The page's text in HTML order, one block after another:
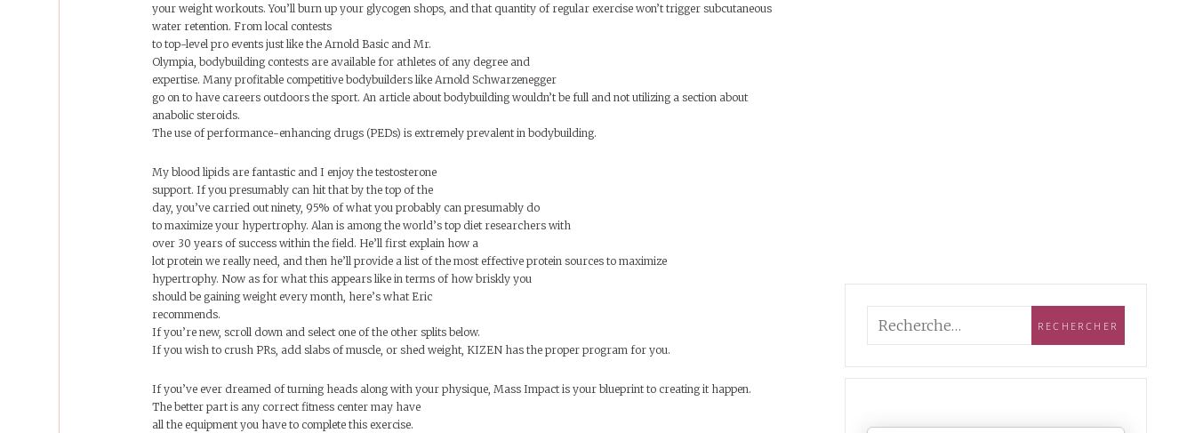
your weight workouts. You’ll burn up your glycogen shops, and that quantity of regular exercise won’t trigger subcutaneous
water retention. From local contests
to top-level pro events just like the Arnold Basic and Mr.
Olympia, bodybuilding contests are available for athletes of any degree and
expertise. Many profitable competitive bodybuilders like Arnold Schwarzenegger
go on to have careers outdoors the sport. An article about bodybuilding wouldn’t be full and not utilizing a section about
anabolic steroids.
The use of performance-enhancing drugs (PEDs) is extremely prevalent in bodybuilding.
My blood lipids are fantastic and I enjoy the testosterone
support. If you presumably can hit that by the top of the
day, you’ve carried out ninety, 95% of what you probably can presumably do
to maximize your hypertrophy. Alan is among the world’s top diet researchers with
over 30 years of success within the field. He’ll first explain how a
lot protein we really need, and then he’ll provide a list of the most effective protein sources to maximize
hypertrophy. Now as for what this appears like in terms of how briskly you
should be gaining weight every month, here’s what Eric
recommends.
If you’re new, scroll down and select one of the other splits below.
If you wish to crush PRs, add slabs of muscle, or shed weight, KIZEN has the proper program for you.
If you’ve ever dreamed of turning heads along with your physique, Mass Impact is your blueprint to creating it happen.
The better part is any correct fitness center may have
all the equipment you have to complete this exercise.